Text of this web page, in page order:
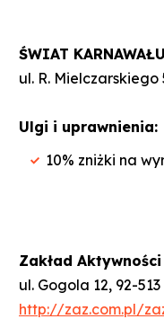
ŚWIAT KARNAWAŁU
ul. R. Mielczarskiego
Ulgi i uprawnienia:
10% zniżki na
Zakład
ul. Gogola 12, 92-
http://zaz.com.pl/